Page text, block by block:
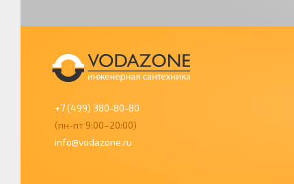
+7 (499) 380-80-80
(пн-пт 9:00–20:00)
info@vodazone.ru